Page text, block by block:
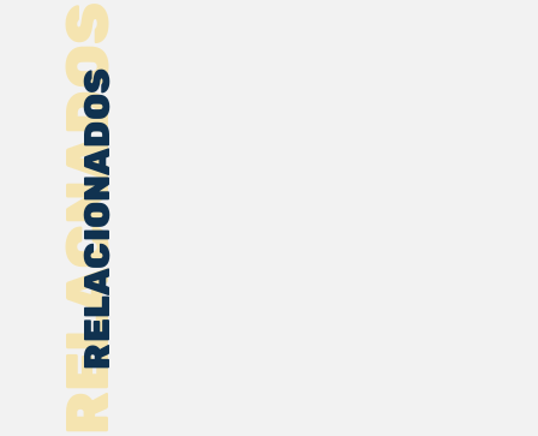
RELACNADOS
RELACIONADOS